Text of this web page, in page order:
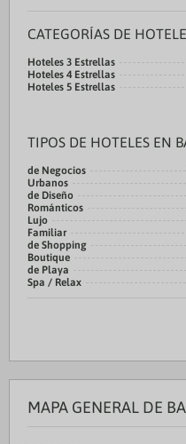
CATEGORÍAS DE
Hoteles 3 Estrellas
Hoteles 4 Estrellas
Hoteles 5 Estrellas
TIPOS DE HOTELES EN
de Negocios
Urbanos
de Diseño
Románticos
Lujo
Familiar
de Shopping
Boutique
de Playa
Spa / Relax
MAPA GENERAL DE